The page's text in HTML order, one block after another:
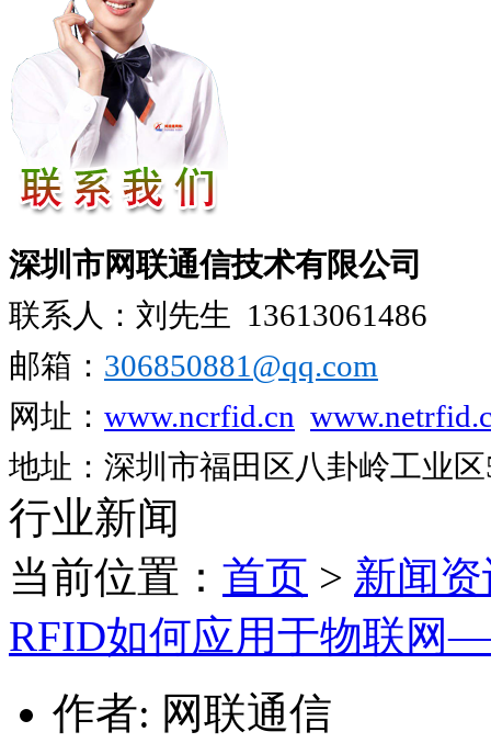
深圳市网联通信技术有限公司
联系人：刘先生 13613061486
邮箱： 306850881​@qq.com
网址： www.ncrfid.cn
地址：深圳市福田区八卦岭工业
行业新闻
当前位置： 首页 > 新闻
RFID如何应用于物联网
作者: 网联通信